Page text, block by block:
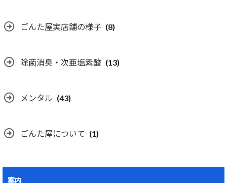
ごんた屋実店舗の様子 (8)
除菌消臭・次亜塩素酸 (13)
メンタル (43)
ごんた屋について (1)
案内